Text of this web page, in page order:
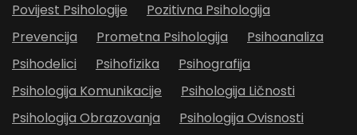
Povijest Psihologije
Pozitivna Psihologija
Prevencija
Prometna Psihologija
Psihoanaliza
Psihodelici
Psihofizika
Psihografija
Psihologija Komunikacije
Psihologija Ličnosti
Psihologija Obrazovanja
Psihologija Ovisnosti